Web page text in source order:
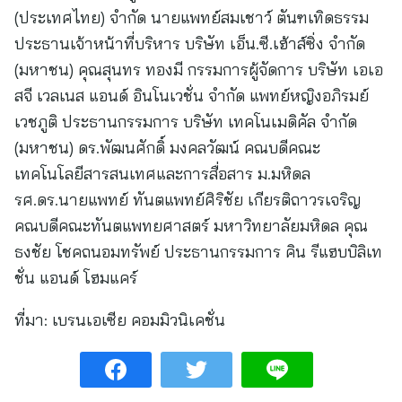
(ประเทศไทย) จำกัด นายแพทย์สมเชาว์ ตันฑเทิดธรรม
ประธานเจ้าหน้าที่บริหาร บริษัท เอ็น.ซี.เฮ้าส์ซิ่ง จำกัด
(มหาชน) คุณสุนทร ทองมี กรรมการผู้จัดการ บริษัท เอเอ
สจี เวลเนส แอนด์ อินโนเวชั่น จำกัด แพทย์หญิงอภิรมย์
เวชภูติ ประธานกรรมการ บริษัท เทคโนเมดิคัล จำกัด
(มหาชน) ดร.พัฒนศักดิ์ มงคลวัฒน์ คณบดีคณะ
เทคโนโลยีสารสนเทศและการสื่อสาร ม.มหิดล
รศ.ดร.นายแพทย์ ทันตแพทย์ศิริชัย เกียรติถาวรเจริญ
คณบดีคณะทันตแพทยศาสตร์ มหาวิทยาลัยมหิดล คุณ
ธงชัย โชคถนอมทรัพย์ ประธานกรรมการ คิน รีแฮบบิลิเท
ชั่น แอนด์ โฮมแคร์
ที่มา: เบรนเอเซีย คอมมิวนิเคชั่น